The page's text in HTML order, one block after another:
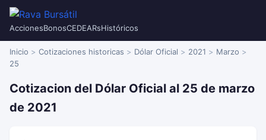
AccionesBonosCEDEARsHistóricos
Inicio Cotizaciones historicas Dólar Oficial 2021
Marzo
25
Cotizacion del Dólar Oficial al 25 de marzo
de 2021